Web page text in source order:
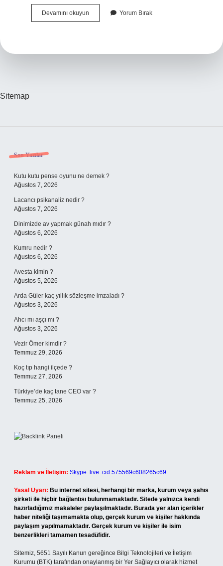
Devamını okuyun
Gözlüğü
Yorum Bırak
Sitemap
Sidebar
Son Yazılar
Kutu kutu pense oyunu ne demek ?
Ağustos 7, 2026
Lacancı psikanaliz nedir ?
Ağustos 7, 2026
Dinimizde av yapmak günah mıdır ?
Ağustos 6, 2026
Kumru nedir ?
Ağustos 6, 2026
Avesta kimin ?
Ağustos 5, 2026
Arda Güler kaç yıllık sözleşme imzaladı ?
Ağustos 3, 2026
Ahcı mı aşçı mı ?
Ağustos 3, 2026
Vezir Ömer kimdir ?
Temmuz 29, 2026
Koç tıp hangi ilçede ?
Temmuz 27, 2026
Türkiye’de kaç tane CEO var ?
Temmuz 25, 2026
Reklam ve İletişim: Skype: live:.cid.575569c608265c69
Yasal Uyarı: Bu internet sitesi, herhangi bir marka, kurum veya şahıs
şirketi ile hiçbir bağlantısı bulunmamaktadır. Sitede yalnızca kendi
hazırladığımız makaleler paylaşılmaktadır. Burada yer alan içerikler
haber niteliği taşımamakta olup, gerçek kurum ve kişiler hakkında
paylaşım yapılmamaktadır. Gerçek kurum ve kişiler ile isim
benzerlikleri tamamen tesadüfidir.
Sitemiz, 5651 Sayılı Kanun gereğince Bilgi Teknolojileri ve İletişim
Kurumu (BTK) tarafından onaylanmış bir Yer Sağlayıcı olarak hizmet